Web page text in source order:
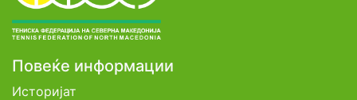
Повеќе информации
Историјат